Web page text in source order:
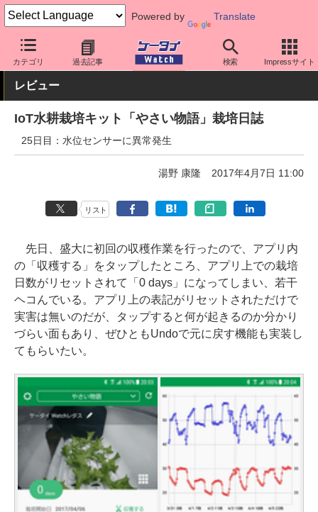
Powered by Translate
カテゴリ 過去記事 検索 Impressサイト
ケータイ Watch キャリア au 周辺機器
レビュー
IoT水耕栽培キット「やさい物語」栽培日誌
25日目：水位センサーに異常発生
湯野 康隆 2017年4月7日 11:00
リスト
先日、盛大に初回の収穫作業を行ったので、アプリ内
の「収穫する」をタップしたところ、アプリ上での栽培
日数がリセットされて「0 days」になってしまい、若干
ヘコんでいる。アプリ上の表記がリセットされただけで
実害は無いのだが、タップすると何が起きるのか分かり
づらい面もあり、ぜひともUndoで元に戻す機能も実装し
てもらいたい。